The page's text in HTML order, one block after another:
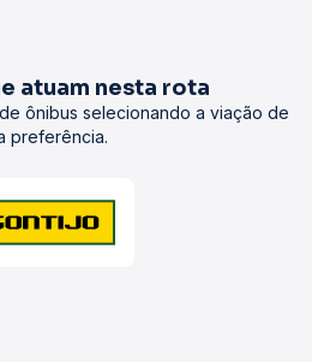
atuam nesta rota
ônibus selecionando a viação de
preferência.